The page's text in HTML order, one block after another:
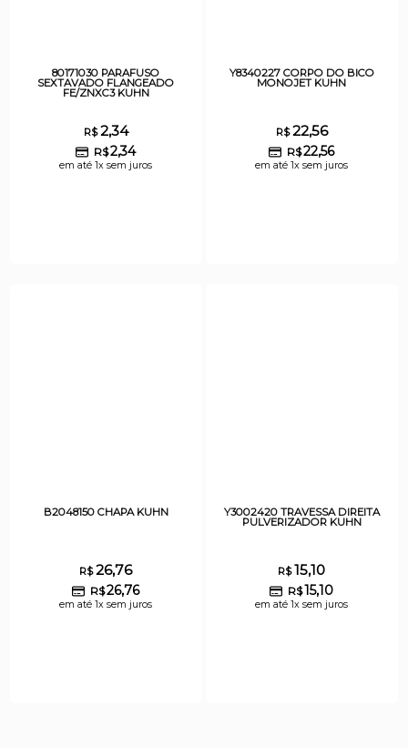
80171030 PARAFUSO
SEXTAVADO FLANGEADO
FE/ZNXC3 KUHN
R$2,34
R$2,34
em até 1x sem juros
Y8340227 CORPO DO BICO
MONOJET KUHN
R$22,56
R$22,56
em até 1x sem juros
B2048150 CHAPA KUHN
R$26,76
R$26,76
em até 1x sem juros
Y3002420 TRAVESSA DIREITA
PULVERIZADOR KUHN
R$15,10
R$15,10
em até 1x sem juros